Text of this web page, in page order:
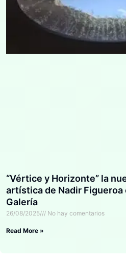
“Vértice y Horizonte” la
artística de Nadir Figueroa
Galería
26/08/2025 No hay comentarios
Read More »